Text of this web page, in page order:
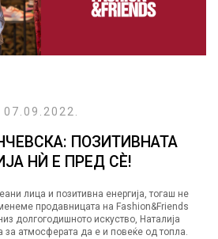
07.09.2022.
ПОЗИТИВНАТА
НЍ Е ПРЕД СÈ!
лица и позитивна енергија, тогаш не
продавницата на Fashion&Friends
долгогодишното искуство, Наталија
за атмосферата да е и повеќе од топла.